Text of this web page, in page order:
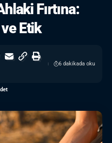
Fırtına:
Etik
6 dakikada oku